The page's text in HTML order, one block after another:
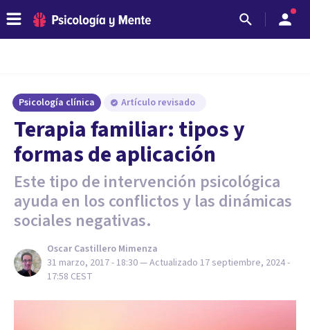
Psicología clínica Artículo revisado
Terapia familiar: tipos y
formas de aplicación
Este tipo de intervención psicológica
ayuda en los conflictos y las dinámicas
sociales negativas.
Oscar Castillero Mimenza
31 marzo, 2017 - 18:30— Actualizado 17 septiembre, 2024 -
17:58 CEST